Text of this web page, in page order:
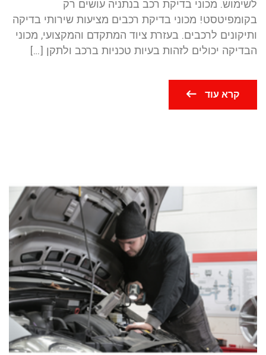
לשימוש. מכוני בדיקת רכב בנתניה עושים רק
בקומפיטסט! מכוני בדיקת רכבים מציעות שירותי בדיקה
ותיקונים לרכבים. בעזרת ציוד המתקדם והמקצועי, מכוני
הבדיקה יכולים לזהות בעיות טכניות ברכב ולתקן […]
קרא עוד